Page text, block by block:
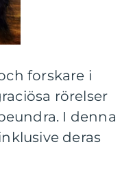
forskare i
rörelser
I denna
deras